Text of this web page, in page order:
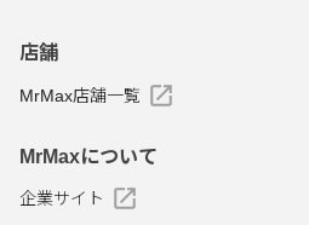
店舗
MrMax店舗一覧
MrMaxについて
企業サイト